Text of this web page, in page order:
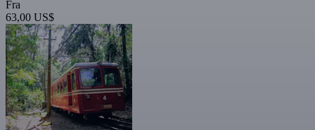
Fra
63,00 US$